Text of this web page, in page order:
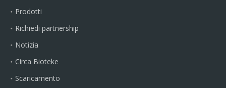
Prodotti
Richiedi partnership
Notizia
Circa Bioteke
Scaricamento